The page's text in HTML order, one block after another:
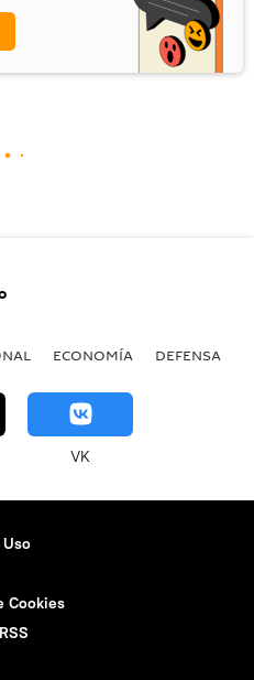
ECONOMÍA DEFENSA
VK
Cookies
RSS